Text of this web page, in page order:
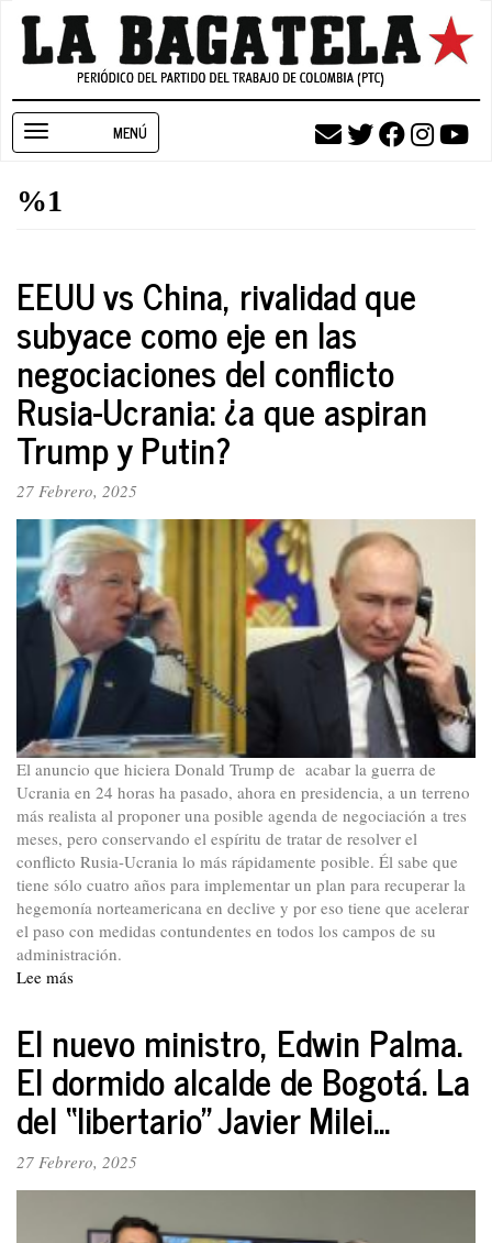
Pasar
contenido
navigation
%1
EEUU vs China, rivalidad que
subyace como eje en las
negociaciones del conflicto
Rusia-Ucrania: ¿a que aspiran
Trump y Putin?
27 Febrero, 2025
El anuncio que hiciera Donald Trump de acabar la guerra de
Ucrania en 24 horas ha pasado, ahora en presidencia, a un terreno
más realista al proponer una posible agenda de negociación a tres
meses, pero conservando el espíritu de tratar de resolver el
conflicto Rusia-Ucrania lo más rápidamente posible. Él sabe que
tiene sólo cuatro años para implementar un plan para recuperar la
hegemonía norteamericana en declive y por eso tiene que acelerar
el paso con medidas contundentes en todos los campos de su
administración.
Lee más
China,
rivalidad
que
subyace
como
eje
negociaciones
El nuevo ministro, Edwin Palma.
El dormido alcalde de Bogotá. La
del “libertario” Javier Milei...
27 Febrero, 2025